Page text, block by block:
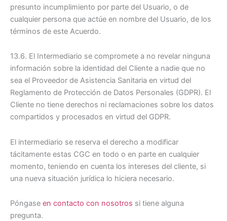
presunto incumplimiento por parte del Usuario, o de
cualquier persona que actúe en nombre del Usuario, de los
términos de este Acuerdo.
13.6. El Intermediario se compromete a no revelar ninguna
información sobre la identidad del Cliente a nadie que no
sea el Proveedor de Asistencia Sanitaria en virtud del
Reglamento de Protección de Datos Personales (GDPR). El
Cliente no tiene derechos ni reclamaciones sobre los datos
compartidos y procesados en virtud del GDPR.
El intermediario se reserva el derecho a modificar
tácitamente estas CGC en todo o en parte en cualquier
momento, teniendo en cuenta los intereses del cliente, si
una nueva situación jurídica lo hiciera necesario.
Póngase en contacto con nosotros si tiene alguna
pregunta.